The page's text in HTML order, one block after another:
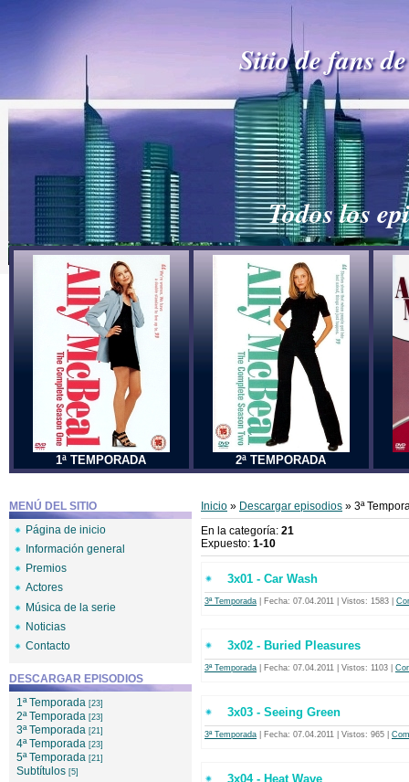
Sitio de fans
Todos los
1ª TEMPORADA 2ª TEMPORADA
MENÚ DEL SITIO
Página de inicio
Información general
Premios
Actores
Música de la serie
Noticias
Contacto
DESCARGAR EPISODIOS
1ª Temporada [23]
2ª Temporada [23]
3ª Temporada [21]
4ª Temporada [23]
5ª Temporada [21]
Subtítulos [5]
Inicio » Descargar episodios » 3ª
En la categoría: 21
Expuesto: 1-10
3x01 - Car Wash
3ª Temporada | Fecha: 07.04.2011 | Vistos: 1583 |
3x02 - Buried Pleasures
3ª Temporada | Fecha: 07.04.2011 | Vistos: 1103 |
3x03 - Seeing Green
3ª Temporada | Fecha: 07.04.2011 | Vistos: 965 |
3x04 - Heat Wave